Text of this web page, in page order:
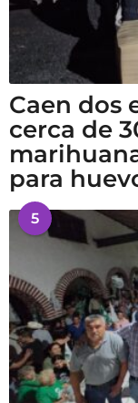
Caen dos
cerca de
para
5